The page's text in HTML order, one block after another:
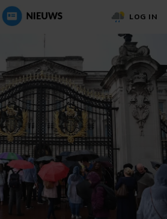
LOG IN